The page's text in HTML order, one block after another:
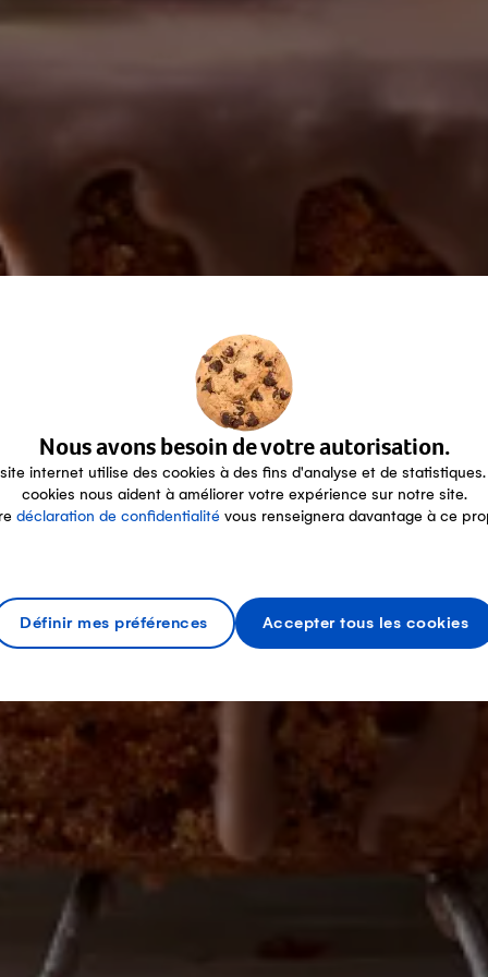
Nous avons besoin de votre autorisation.
internet utilise des cookies à des fins d'analyse et de statistiques.
cookies nous aident à améliorer votre expérience sur notre site.
déclaration de confidentialité vous renseignera davantage à ce
Définir mes préférences Accepter tous les cookies